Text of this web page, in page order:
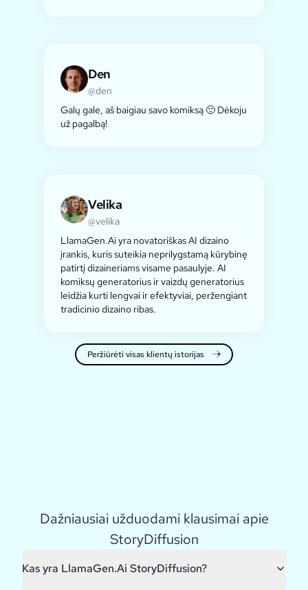
Den
@den
Galų gale, aš baigiau savo komiksą 🙂 Dėkoju
už pagalbą!
Velika
@velika
LlamaGen.Ai yra novatoriškas AI dizaino
įrankis, kuris suteikia neprilygstamą kūrybinę
patirtį dizaineriams visame pasaulyje. AI
komiksų generatorius ir vaizdų generatorius
leidžia kurti lengvai ir efektyviai, peržengiant
tradicinio dizaino ribas.
Peržiūrėti visas klientų istorijas
Dažniausiai užduodami klausimai apie
StoryDiffusion
Kas yra LlamaGen.Ai StoryDiffusion?